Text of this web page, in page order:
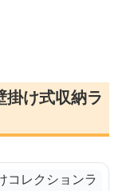
掛け式収納ラ